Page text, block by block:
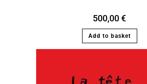
500,00€
Add to basket